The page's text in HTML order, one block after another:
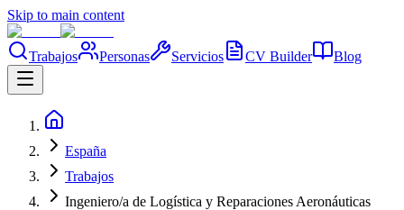
Skip to main content
Trabajos Personas Servicios CV Builder Blog
España
Trabajos
Ingeniero/a de Logística y Reparaciones Aeronáuticas